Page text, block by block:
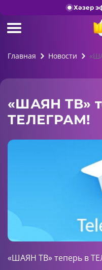
Хәзер
Главная Новости
«ШАЯН ТВ»
ТЕЛЕГРАМ!
«ШАЯН ТВ» теперь в